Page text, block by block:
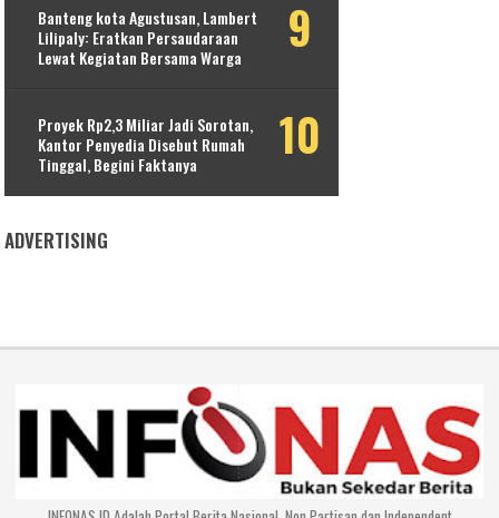
Banteng kota Agustusan, Lambert
Lilipaly: Eratkan Persaudaraan
Lewat Kegiatan Bersama Warga
Proyek Rp2,3 Miliar Jadi Sorotan,
Kantor Penyedia Disebut Rumah
Tinggal, Begini Faktanya
ADVERTISING